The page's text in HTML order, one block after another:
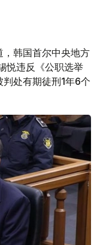
，韩国首尔中央地方
悦违反《公职选举
处有期徒刑1年6个